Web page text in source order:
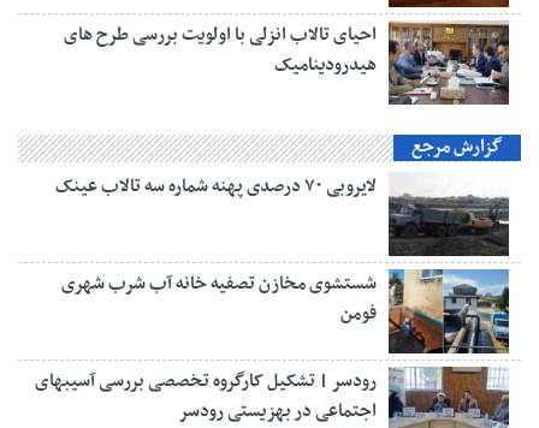
احیای تالاب انزلی با اولویت بررسی طرح های
هیدرودینامیک
گزارش مرجع
لایروبی ۷۰ درصدی پهنه شماره سه تالاب عینک
شستشوی مخازن تصفیه خانه آب شرب شهری
فومن
رودسر | تشکیل کارگروه تخصصی بررسی آسیبهای
اجتماعی در بهزیستی رودسر